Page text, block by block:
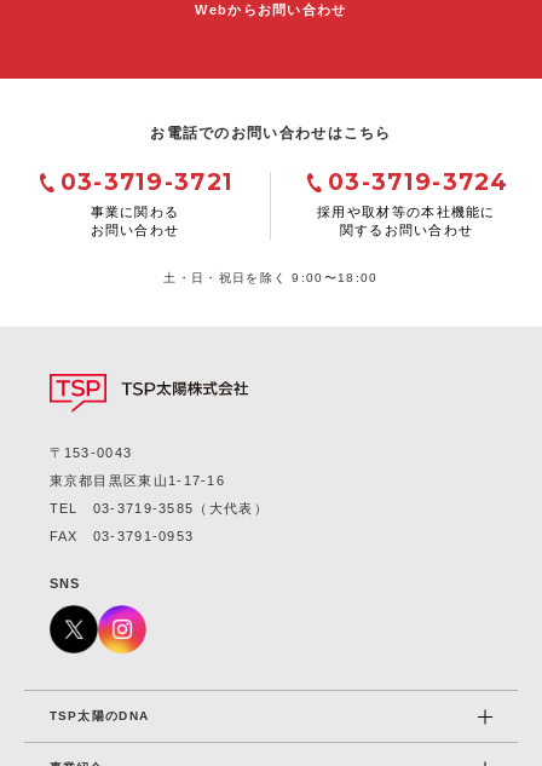
Webからお問い合わせ
お電話でのお問い合わせはこちら
03-3719-3721
事業に関わる
お問い合わせ
03-3719-3724
採用や取材等の本社機能に
関するお問い合わせ
土・日・祝日を除く 9:00〜18:00
〒153-0043
東京都目黒区東山1-17-16
TEL 03-3719-3585
（大代表）
FAX 03-3791-0953
SNS
TSP太陽のDNA